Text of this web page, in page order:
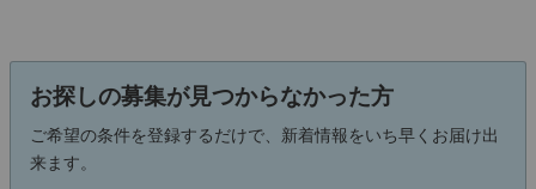
お探しの募集が見つからなかった方
ご希望の条件を登録するだけで、新着情報をいち早くお届け出
来ます。